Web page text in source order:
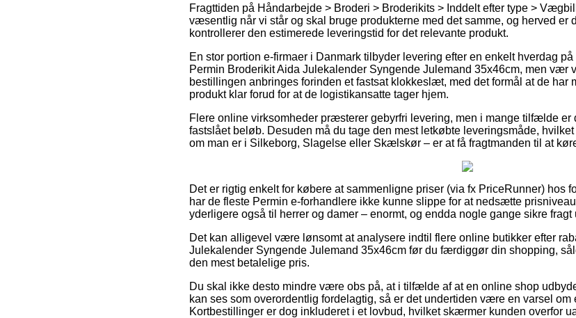
Fragttiden på Håndarbejde > Broderi > Broderikits > Inddelt efter type >
væsentlig når vi står og skal bruge produkterne med det samme, og herved er
kontrollerer den estimerede leveringstid for det relevante produkt.
En stor portion e-firmaer i Danmark tilbyder levering efter en enkelt hverdag
Permin Broderikit Aida Julekalender Syngende Julemand 35x46cm, men vær
bestillingen anbringes forinden et fastsat klokkeslæt, med det formål at de har
produkt klar forud for at de logistikansatte tager hjem.
Flere online virksomheder præsterer gebyrfri levering, men i mange tilfælde er
fastslået beløb. Desuden må du tage den mest letkøbte leveringsmåde,
om man er i Silkeborg, Slagelse eller Skælskør – er at få fragtmanden til at
Det er rigtig enkelt for købere at sammenligne priser (via fx PriceRunner) hos
har de fleste Permin e-forhandlere ikke kunne slippe for at nedsætte
yderligere også til herrer og damer – enormt, og endda nogle gange sikre fragt
Det kan alligevel være lønsomt at analysere indtil flere online butikker efter
Julekalender Syngende Julemand 35x46cm før du færdiggør din shopping,
den mest betalelige pris.
Du skal ikke desto mindre være obs på, at i tilfælde af at en online shop
kan ses som overordentlig fordelagtig, så er det undertiden være en varsel
Kortbestillinger er dog inkluderet i et lovbud, hvilket skærmer kunden overfor